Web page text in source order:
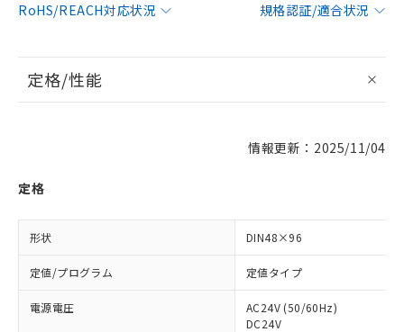
RoHS/REACH対応状況
規格認証/適合状況
定格/性能
情報更新：2025/11/04
定格
形状 DIN48×96
定値/プログラム 定値タイプ
電源電圧
AC24V (50/60Hz)
DC24V